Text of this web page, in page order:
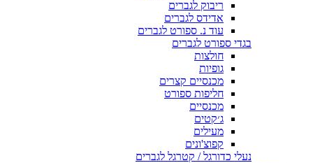
ריבוק לגברים
אדידס לגברים
עוד נ. ספורט לגברים
בגדי ספורט לגברים
חולצות
גופיות
מכנסיים קצרים
חליפות ספורט
מכנסיים
ג׳קטים
מעילים
קפוצ'ונים
נעלי כדורגל / קטרגל לגברים